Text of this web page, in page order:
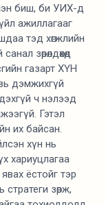
биш, би УИХ-д
үйл ажиллагааг
тэд хөгжлийн
зөрөлдөхөд
газарт ХҮН
дэмжихгүй
ч нэлээд
Гэтэл
их байсан.
хүн нь
хариуцлагаа
ёстойг тэр
зөрж,